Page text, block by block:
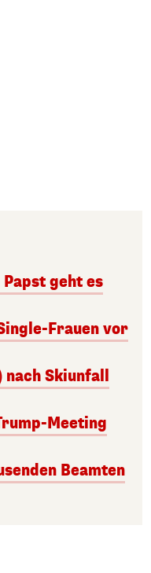
geht es
Frauen vor
Skiunfall
Meeting
Beamten